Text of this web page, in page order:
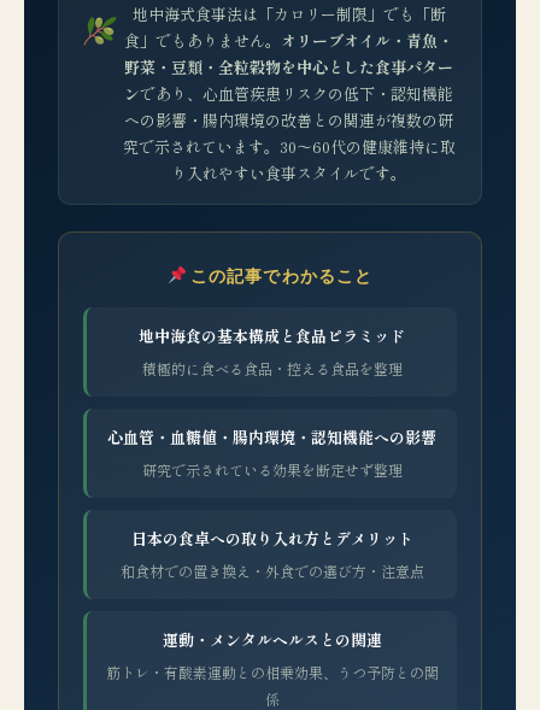
地中海式食事法は「カロリー制限」でも「断
食」でもありません。 オリーブオイル・青魚・
野菜・豆類・全粒穀物を中心とした食事パター
ンであり、心血管疾患リスクの低下・認知機能
への影響・腸内環境の改善との関連が複数の研
究で示されています。30〜60代の健康維持に取
り入れやすい食事スタイルです。
この記事でわかること
地中海食の基本構成と食品ピラミッド
積極的に食べる食品・控える食品を整理
心血管・血糖値・腸内環境・認知機能への影響
研究で示されている効果を断定せず整理
日本の食卓への取り入れ方とデメリット
和食材での置き換え・外食での選び方・注意点
運動・メンタルヘルスとの関連
筋トレ・有酸素運動との相乗効果、うつ予防との関
係